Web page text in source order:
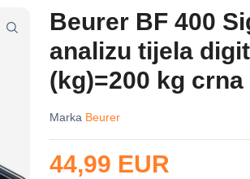
Beurer BF 400
analizu tijela
(kg)=200 kg crna
Marka Beurer
44,99 EUR